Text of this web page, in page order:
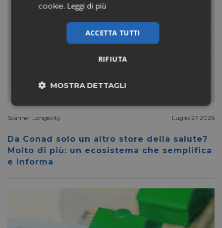
Scanner Longevity Luglio 27 2026
Da Conad solo un altro store della salute?
Molto di più: un ecosistema che semplifica
e informa
cookie. Leggi di più
ACCETTA TUTTI
RIFIUTA
MOSTRA DETTAGLI
Necessari Marketing
Non classificati
Marketing Non classificati